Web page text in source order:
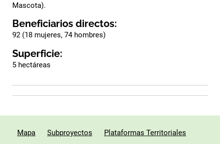
Mascota).
Beneficiarios directos:
92 (18 mujeres, 74 hombres)
Superficie:
5 hectáreas
Mapa Subproyectos Plataformas Territoriales